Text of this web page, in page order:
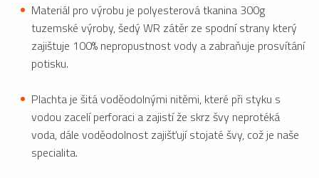
Materiál pro výrobu je polyesterová tkanina 300g
tuzemské výroby, šedý WR zátěr ze spodní strany který
zajištuje 100% nepropustnost vody a zabraňuje prosvítání
potisku.
Plachta je šitá voděodolnými nitěmi, které při styku s
vodou zacelí perforaci a zajistí že skrz švy neprotéká
voda, dále voděodolnost zajišťují stojaté švy, což je naše
specialita.